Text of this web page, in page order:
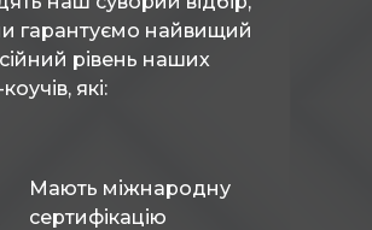
гарантуємо найвищий
рівень наших
які:
Мають міжнародну
сертифікацію